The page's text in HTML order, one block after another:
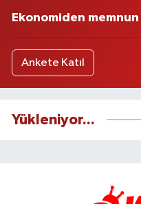
Ekonomiden
Ankete Katıl
Yükleniyor...